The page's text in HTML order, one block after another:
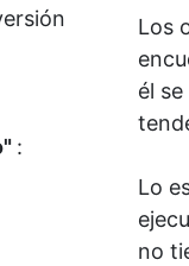
:
Los
él
Lo
no